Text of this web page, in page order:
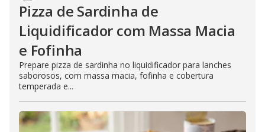
Pizza de Sardinha de
Liquidificador com Massa Macia
e Fofinha
Prepare pizza de sardinha no liquidificador para lanches
saborosos, com massa macia, fofinha e cobertura
temperada e...